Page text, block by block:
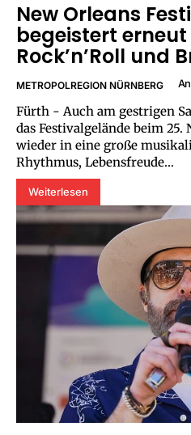
New Orleans
begeistert
Rock’n’Roll und
METROPOLREGION NÜRNBERG
Fürth - Auch am gestrigen
das Festivalgelände beim 25.
wieder in eine große
Rhythmus, Lebensfreude...
Weiterlesen